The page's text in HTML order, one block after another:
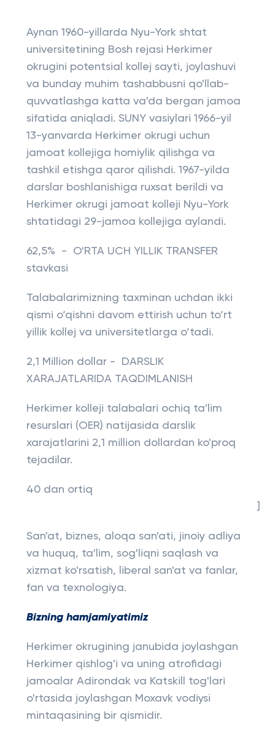
Aynan 1960-yillarda Nyu-York shtat
universitetining Bosh rejasi Herkimer
okrugini potentsial kollej sayti, joylashuvi
va bunday muhim tashabbusni qo'llab-
quvvatlashga katta va'da bergan jamoa
sifatida aniqladi. SUNY vasiylari 1966-yil
13-yanvarda Herkimer okrugi uchun
jamoat kollejiga homiylik qilishga va
tashkil etishga qaror qilishdi. 1967-yilda
darslar boshlanishiga ruxsat berildi va
Herkimer okrugi jamoat kolleji Nyu-York
shtatidagi 29-jamoa kollejiga aylandi.
62,5% - O'RTA UCH YILLIK TRANSFER
stavkasi
Talabalarimizning taxminan uchdan ikki
qismi o‘qishni davom ettirish uchun to‘rt
yillik kollej va universitetlarga o‘tadi.
2,1 Million dollar - DARSLIK
XARAJATLARIDA TAQDIMLANISH
Herkimer kolleji talabalari ochiq ta'lim
resurslari (OER) natijasida darslik
xarajatlarini 2,1 million dollardan ko'proq
tejadilar.
40 dan ortiq
San'at, biznes, aloqa san'ati, jinoiy adliya
va huquq, ta'lim, sog'liqni saqlash va
xizmat ko'rsatish, liberal san'at va fanlar,
fan va texnologiya.
Bizning hamjamiyatimiz
Herkimer okrugining janubida joylashgan
Herkimer qishlog'i va uning atrofidagi
jamoalar Adirondak va Katskill tog'lari
o'rtasida joylashgan Moxavk vodiysi
mintaqasining bir qismidir.